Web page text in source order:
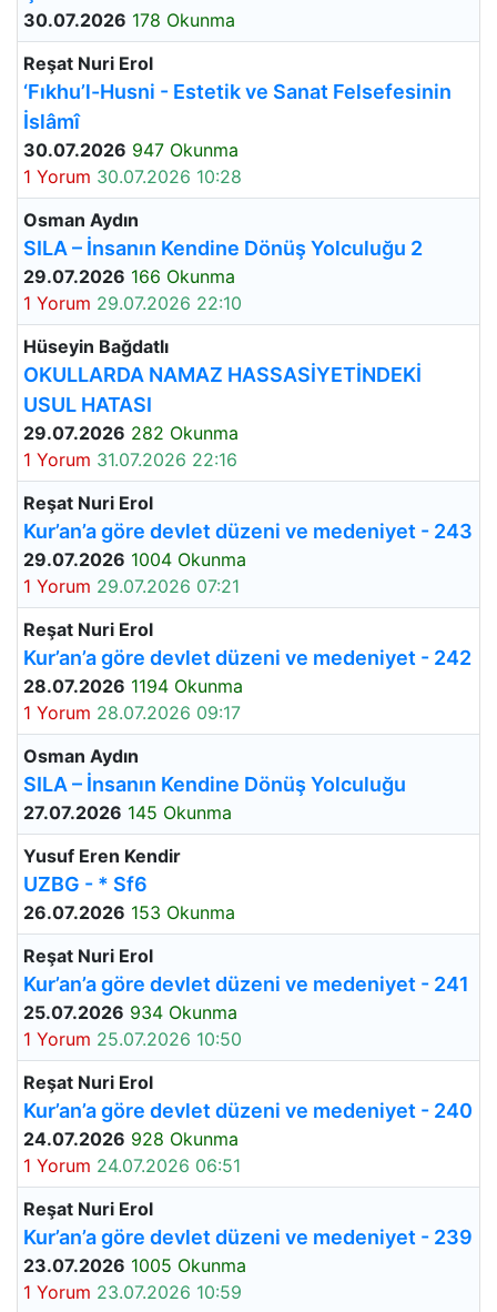
30.07.2026 178 Okunma
Reşat Nuri Erol
‘Fıkhu’l-Husni - Estetik ve Sanat Felsefesinin
İslâmî
30.07.2026 947 Okunma
1 Yorum 30.07.2026 10:28
Osman Aydın
SILA – İnsanın Kendine Dönüş Yolculuğu 2
29.07.2026 166 Okunma
1 Yorum 29.07.2026 22:10
Hüseyin Bağdatlı
OKULLARDA NAMAZ HASSASİYETİNDEKİ
USUL HATASI
29.07.2026 282 Okunma
1 Yorum 31.07.2026 22:16
Reşat Nuri Erol
Kur’an’a göre devlet düzeni ve medeniyet - 243
29.07.2026 1004 Okunma
1 Yorum 29.07.2026 07:21
Reşat Nuri Erol
Kur’an’a göre devlet düzeni ve medeniyet - 242
28.07.2026 1194 Okunma
1 Yorum 28.07.2026 09:17
Osman Aydın
SILA – İnsanın Kendine Dönüş Yolculuğu
27.07.2026 145 Okunma
Yusuf Eren Kendir
UZBG - * Sf6
26.07.2026 153 Okunma
Reşat Nuri Erol
Kur’an’a göre devlet düzeni ve medeniyet - 241
25.07.2026 934 Okunma
1 Yorum 25.07.2026 10:50
Reşat Nuri Erol
Kur’an’a göre devlet düzeni ve medeniyet - 240
24.07.2026 928 Okunma
1 Yorum 24.07.2026 06:51
Reşat Nuri Erol
Kur’an’a göre devlet düzeni ve medeniyet - 239
23.07.2026 1005 Okunma
1 Yorum 23.07.2026 10:59